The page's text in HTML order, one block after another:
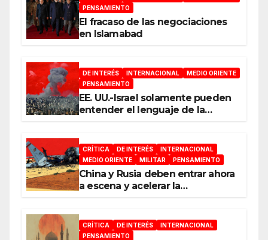
PENSAMIENTO
El fracaso de las negociaciones
en Islamabad
DE INTERÉS INTERNACIONAL
MEDIO ORIENTE
PENSAMIENTO
EE. UU.-Israel solamente pueden
entender el lenguaje de la
CRÍTICA DE INTERÉS
INTERNACIONAL
MEDIO ORIENTE
MILITAR PENSAMIENTO
China y Rusia deben entrar ahora
a escena y acelerar la
CRÍTICA DE INTERÉS
INTERNACIONAL
PENSAMIENTO